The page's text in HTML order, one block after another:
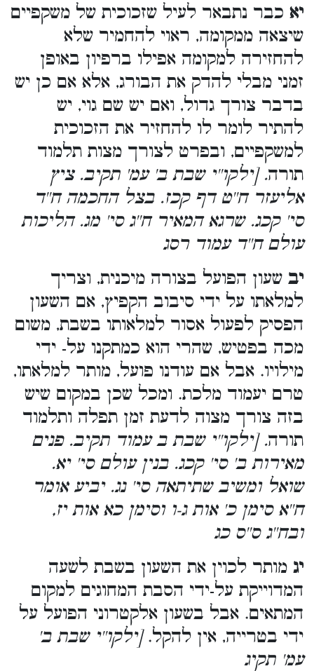
יא כבר נתבאר לעיל שזכוכית של משקפיים
שיצאה ממקומה, ראוי להחמיר שלא
להחזירה למקומה אפילו ברפיון באופן
זמני מבלי להדק את הבורג, אלא אם כן יש
בדבר צורך גדול, ואם יש שם גוי, יש
להתיר לומר לו להחזיר את הזכוכית
למשקפיים, ובפרט לצורך מצות תלמוד
תורה. [ילקו''י שבת ב' עמ' תקיב. ציץ
אליעזר ח''ט דף קכז. בצל החכמה ח''ד
סי' קכג. שרגא המאיר ח''ג סי' מג. הליכות
עולם ח''ד עמוד רסג
יב שעון הפועל בצורה מיכנית, וצריך
למלאתו על ידי סיבוב הקפיץ, אם השעון
הפסיק לפעול אסור למלאותו בשבת, משום
מכה בפטיש, שהרי הוא כמתקנו על- ידי
מילויו. אבל אם עודנו פועל, מותר למלאתו,
טרם יעמוד מלכת. ומכל שכן במקום שיש
בזה צורך מצוה לדעת זמן תפלה ותלמוד
תורה. [ילקו''י שבת ב עמוד תקיב. פנים
מאירות ב' סי' קכג. בנין עולם סי' יא.
שואל ומשיב שתיתאה סי' נג. יביע אומר
ח''א סימן כ' אות ג-ו וסימן כא אות יז,
ובח''ג ס''ס כג
יג מותר לכוין את השעון בשבת לשעה
המדוייקת על-ידי הסבת המחוגים למקום
המתאים. אבל בשעון אלקטרוני הפועל על
ידי בטרייה, אין להקל.[ילקו''י שבת ב'
עמ' תקיג